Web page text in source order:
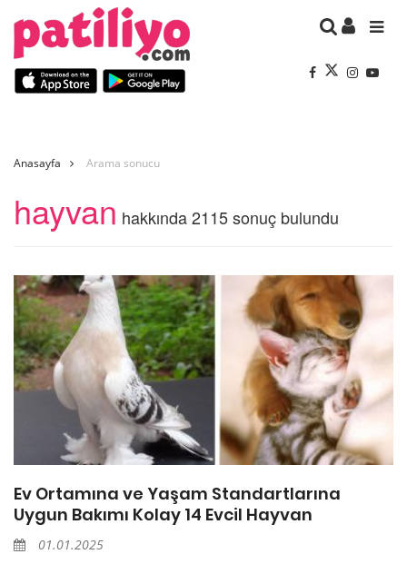
Anasayfa Arama sonucu
hayvan hakkında 2115 sonuç bulundu
Ev Ortamına ve Yaşam Standartlarına
Uygun Bakımı Kolay 14 Evcil Hayvan
01.01.2025